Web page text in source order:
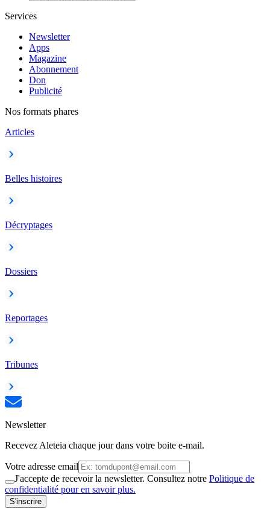
Services
Newsletter
Apps
Magazine
Abonnement
Don
Publicité
Nos formats phares
Articles
Belles histoires
Décryptages
Dossiers
Reportages
Tribunes
Newsletter
Recevez Aleteia chaque jour dans votre boite e-mail.
Votre adresse email
J'accepte de recevoir la newsletter. Consultez notre Politique de
confidentialité pour en savoir plus.
S'inscrire